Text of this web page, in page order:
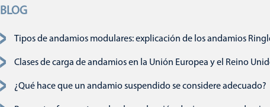
BLOG
Tipos de andamios modulares: explicación de los andamios
Clases de carga de andamios en la Unión Europea y el Reino
¿Qué hace que un andamio suspendido se considere adecuado?